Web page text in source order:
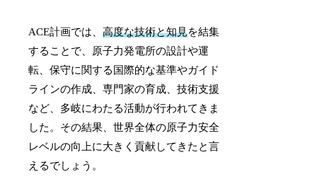
ACE計画では、高度な技術と知見を結集
することで、原子力発電所の設計や運
転、保守に関する国際的な基準やガイド
ラインの作成、専門家の育成、技術支援
など、多岐にわたる活動が行われてきま
した。その結果、世界全体の原子力安全
レベルの向上に大きく貢献してきたと言
えるでしょう。